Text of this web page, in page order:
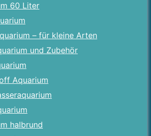
60 Liter
– für kleine Arten
und Zubehör
Aquarium
halbrund